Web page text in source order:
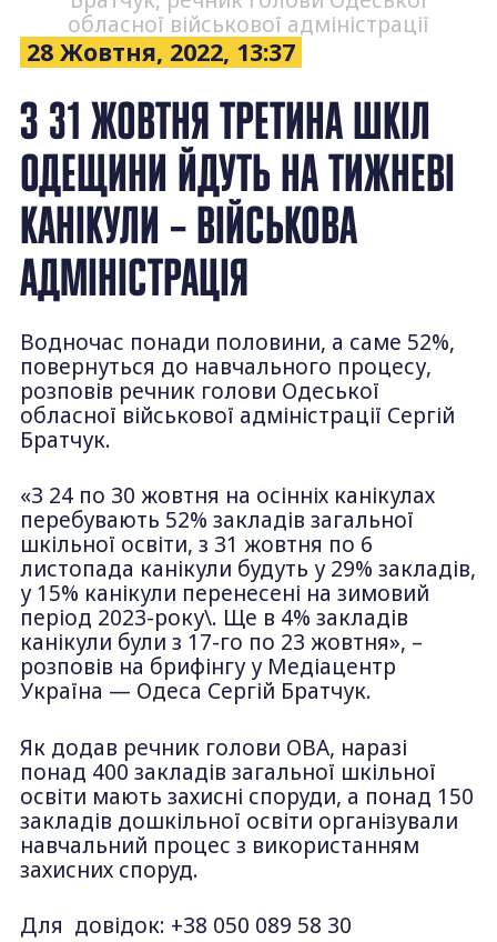
обласної військової адміністрації
28 Жовтня, 2022, 13:37
З 31 ЖОВТНЯ ТРЕТИНА ШКІЛ
ОДЕЩИНИ ЙДУТЬ НА ТИЖНЕВІ
КАНІКУЛИ – ВІЙСЬКОВА
АДМІНІСТРАЦІЯ
Водночас понади половини, а саме 52%,
повернуться до навчального процесу,
розповів речник голови Одеської
обласної військової адміністрації Сергій
Братчук.
«З 24 по 30 жовтня на осінніх канікулах
перебувають 52% закладів загальної
шкільної освіти, з 31 жовтня по 6
листопада канікули будуть у 29% закладів,
у 15% канікули перенесені на зимовий
період 2023-року\. Ще в 4% закладів
канікули були з 17-го по 23 жовтня», –
розповів на брифінгу у Медіацентр
Україна — Одеса Сергій Братчук.
Як додав речник голови ОВА, наразі
понад 400 закладів загальної шкільної
освіти мають захисні споруди, а понад 150
закладів дошкільної освіти організували
навчальний процес з використанням
захисних споруд.
Для довідок: +38 050 089 58 30